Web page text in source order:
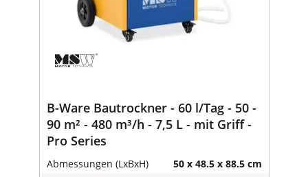
B-Ware Bautrockner - 60 l/Tag - 50 -
90 m² - 480 m³/h - 7,5 L - mit Griff -
Pro Series
Abmessungen (LxBxH) 50 x 48.5 x 88.5 cm